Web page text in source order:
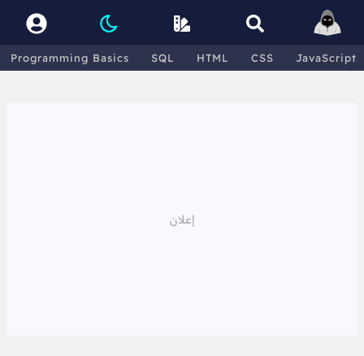
Programming Basics SQL HTML CSS JavaScript